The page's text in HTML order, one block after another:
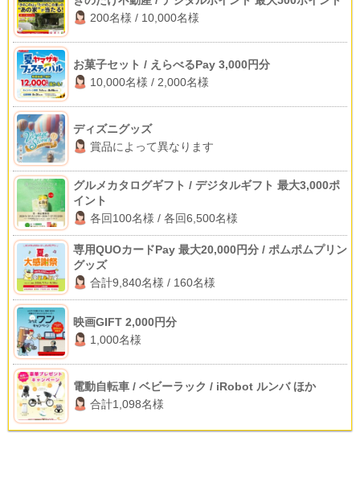
200名様 / 10,000名様
お菓子セット / えらべるPay 3,000円分
10,000名様 / 2,000名様
ディズニグッズ
賞品によって異なります
グルメカタログギフト / デジタルギフト 最大3,000ポ
イント
各回100名様 / 各回6,500名様
専用QUOカードPay 最大20,000円分 / ポムポムプリン
グッズ
合計9,840名様 / 160名様
映画GIFT 2,000円分
1,000名様
電動自転車 / ベビーラック / iRobot ルンバ ほか
合計1,098名様